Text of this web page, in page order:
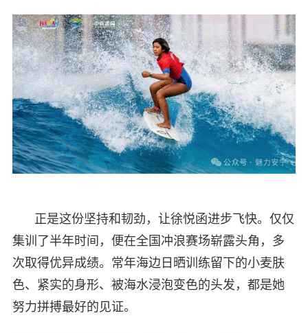
正是这份坚持和韧劲，让徐悦函进步飞快。仅仅
集训了半年时间，便在全国冲浪赛场崭露头角，多
次取得优异成绩。常年海边日晒训练留下的小麦肤
色、紧实的身形、被海水浸泡变色的头发，都是她
努力拼搏最好的见证。